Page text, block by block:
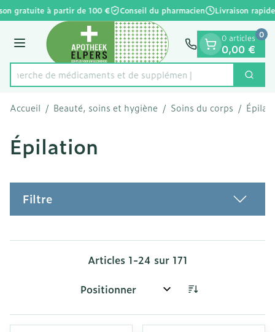
Aller au contenu
1 de 1
gratuite à partir de 100 € Conseil du pharmacien Livraison rapide
Menu
Rechercher
Recherche de médicamen
0 articles
0,00 €
0
Accueil / Beauté, soins et hygiène / Soins du corps /
Épilation
Filtre
Articles 1-24 sur 171
Trier par: